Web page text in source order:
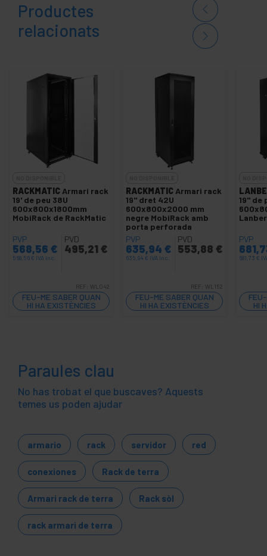
Productes
relacionats
RACKMATIC Armari rack
19' de peu 38U
600x800x1800mm
MobiRack de RackMatic
PVP
568,56 €
568,56 € IVA inc.
PVD
495,21 €
REF: WL042
FEU-ME SABER QUAN
HI HA EXISTÈNCIES
RACKMATIC Armari rack
19" dret 42U
600x800x2000 mm
negre MobiRack amb
porta perforada
PVP
635,94 €
635,94 € IVA inc.
PVD
553,88 €
REF: WL152
FEU-ME SABER QUAN
HI HA EXISTÈNCIES
19" de
PVP
681,73 €
HI
Paraules clau
No has trobat el que buscaves? Aquests
temes us poden ajudar
armario rack servidor red
conexiones Rack de terra
Armari rack de terra Rack sòl
rack armari de terra